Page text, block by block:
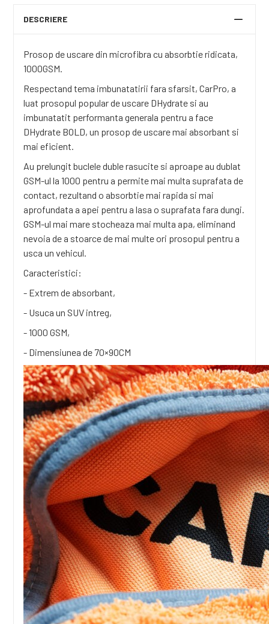
DESCRIERE
Prosop de uscare din microfibra cu absorbtie ridicata,
1000GSM.
Respectand tema imbunatatirii fara sfarsit, CarPro, a
luat prosopul popular de uscare DHydrate si au
imbunatatit performanta generala pentru a face
DHydrate BOLD, un prosop de uscare mai absorbant si
mai eficient.
Au prelungit buclele duble rasucite si aproape au dublat
GSM-ul la 1000 pentru a permite mai multa suprafata de
contact, rezultand o absorbtie mai rapida si mai
aprofundata a apei pentru a lasa o suprafata fara dungi.
GSM-ul mai mare stocheaza mai multa apa, eliminand
nevoia de a stoarce de mai multe ori prosopul pentru a
usca un vehicul.
Caracteristici:
- Extrem de absorbant,
- Usuca un SUV intreg,
- 1000 GSM,
- Dimensiunea de 70×90CM